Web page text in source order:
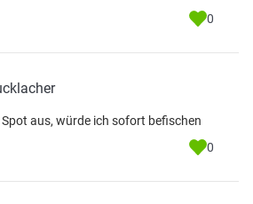
0
aus, würde ich sofort befischen
0